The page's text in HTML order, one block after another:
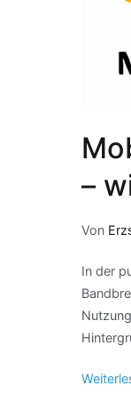
–
Von
In der